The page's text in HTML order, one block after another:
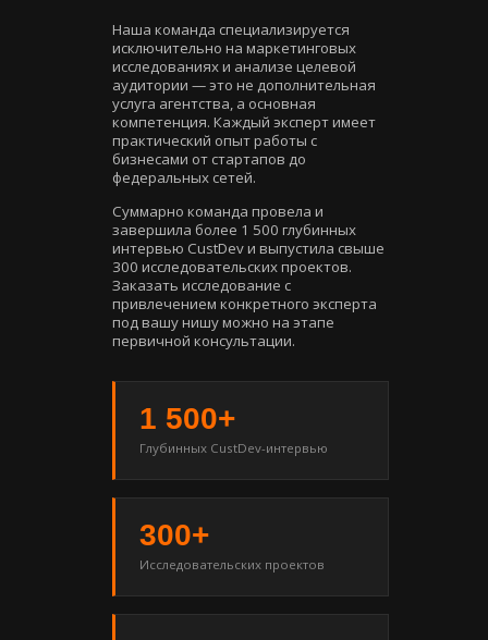
Наша команда специализируется
исключительно на маркетинговых
исследованиях и анализе целевой
аудитории — это не дополнительная
услуга агентства, а основная
компетенция. Каждый эксперт имеет
практический опыт работы с
бизнесами от стартапов до
федеральных сетей.
Суммарно команда провела и
завершила более 1 500 глубинных
интервью CustDev и выпустила свыше
300 исследовательских проектов.
Заказать исследование с
привлечением конкретного эксперта
под вашу нишу можно на этапе
первичной консультации.
1 500+
Глубинных CustDev-интервью
300+
Исследовательских проектов